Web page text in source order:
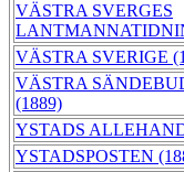
VÄSTRA SVERGES
VÄSTRA SVERIGE
VÄSTRA
(1889)
YSTADS
YSTADSPOSTEN